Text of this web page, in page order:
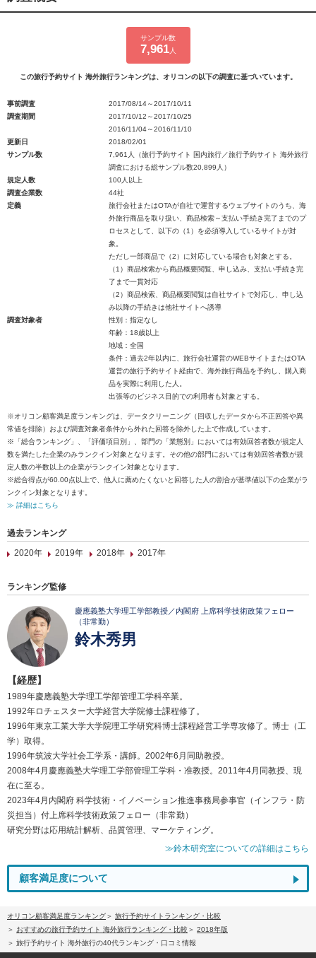
サンプル数
7,961人
この旅行予約サイト 海外旅行ランキングは、オリコンの以下の調査に基づいています。
事前調査
2017/08/14～2017/10/11
調査期間
2017/10/12～2017/10/25
2016/11/04～2016/11/10
更新日
2018/02/01
サンプル数
7,961人（旅行予約サイト 国内旅行／旅行予約サイト 海外旅行
調査における総サンプル数20,899人）
規定人数
100人以上
調査企業数
44社
定義
旅行会社またはOTAが自社で運営するウェブサイトのうち、海
外旅行商品を取り扱い、商品検索～支払い手続き完了までのプ
ロセスとして、以下の（1）を必須導入しているサイトが対
象。
ただし一部商品で（2）に対応している場合も対象とする。
（1）商品検索から商品概要閲覧、申し込み、支払い手続き完
了まで一貫対応
（2）商品検索、商品概要閲覧は自社サイトで対応し、申し込
み以降の手続きは他社サイトへ誘導
調査対象者
性別：指定なし
年齢：18歳以上
地域：全国
条件：過去2年以内に、旅行会社運営のWEBサイトまたはOTA
運営の旅行予約サイト経由で、海外旅行商品を予約し、購入商
品を実際に利用した人。
出張等のビジネス目的での利用者も対象とする。
※オリコン顧客満足度ランキングは、データクリーニング（回収したデータから不正回答や異
常値を排除）および調査対象者条件から外れた回答を除外した上で作成しています。
※「総合ランキング」、「評価項目別」、部門の「業態別」においては有効回答者数が規定人
数を満たした企業のみランクイン対象となります。その他の部門においては有効回答者数が規
定人数の半数以上の企業がランクイン対象となります。
※総合得点が60.00点以上で、他人に薦めたくないと回答した人の割合が基準値以下の企業がラ
ンクイン対象となります。
≫ 詳細はこちら
過去ランキング
2020年
2019年 2018年 2017年
ランキング監修
慶應義塾大学理工学部教授／内閣府 上席科学技術政策フェロー
（非常勤）
鈴木秀男
【経歴】
1989年慶應義塾大学理工学部管理工学科卒業。
1992年ロチェスター大学経営大学院修士課程修了。
1996年東京工業大学大学院理工学研究科博士課程経営工学専攻修了。博士（工
学）取得。
1996年筑波大学社会工学系・講師。2002年6月同助教授。
2008年4月慶應義塾大学理工学部管理工学科・准教授。2011年4月同教授、現
在に至る。
2023年4月内閣府 科学技術・イノベーション推進事務局参事官（インフラ・防
災担当）付上席科学技術政策フェロー（非常勤）
研究分野は応用統計解析、品質管理、マーケティング。
≫鈴木研究室についての詳細はこちら
顧客満足度について
オリコン顧客満足度ランキング
旅行予約サイトランキング・比較
おすすめの旅行予約サイト 海外旅行ランキング・比較
2018年版
旅行予約サイト 海外旅行の40代ランキング・口コミ情報